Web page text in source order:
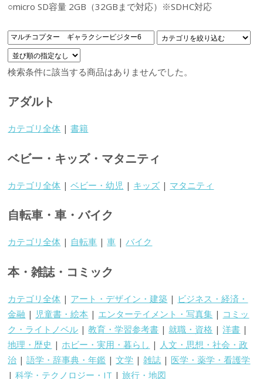
○micro SD容量 2GB（32GBまで対応）※SDHC対応
検索条件に該当する商品はありませんでした。
アダルト
カテゴリ全体 |書籍
ベビー・キッズ・マタニティ
カテゴリ全体 |ベビー・幼児 | キッズ | マタニティ
自転車・車・バイク
カテゴリ全体 | 自転車 |車 |バイク
本・雑誌・コミック
カテゴリ全体 | アート・デザイン・建築 | ビジネス・経済・
金融 | 児童書・絵本 | エンターテイメント・写真集 | コミッ
ク・ライトノベル |教育・学習参考書 |就職・資格 |洋書 |
地理・歴史 |ホビー・実用・暮らし | 人文・思想・社会・政
治 |語学・辞事典・年鑑 |文学 |雑誌 | 医学・薬学・看護学
|科学・テクノロジー・IT |旅行・地図